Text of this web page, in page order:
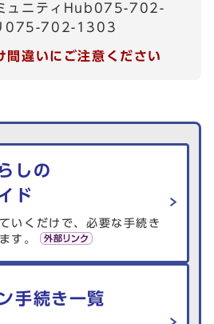
ュニティHub075-702-
075-702-1303
間違いにご注意ください
しの
ド
いくだけで、必要な手続き
す。
手続き一覧